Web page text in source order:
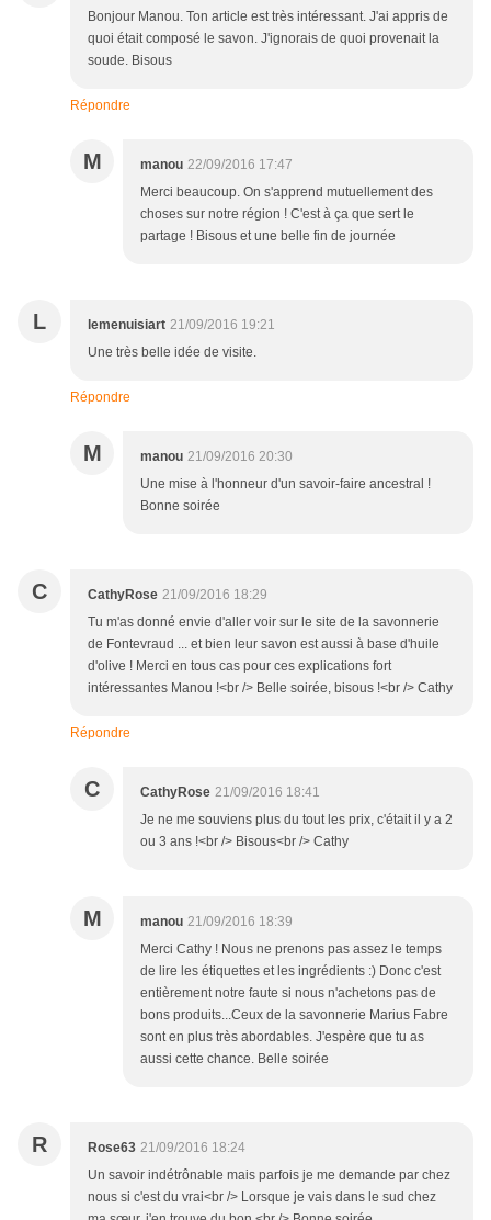
Bonjour Manou. Ton article est très intéressant. J'ai appris de
quoi était composé le savon. J'ignorais de quoi provenait la
soude. Bisous
Répondre
M manou 22/09/2016 17:47
Merci beaucoup. On s'apprend mutuellement des
choses sur notre région ! C'est à ça que sert le
partage ! Bisous et une belle fin de journée
L lemenuisiart 21/09/2016 19:21
Une très belle idée de visite.
Répondre
M manou 21/09/2016 20:30
Une mise à l'honneur d'un savoir-faire ancestral !
Bonne soirée
C CathyRose 21/09/2016 18:29
Tu m'as donné envie d'aller voir sur le site de la savonnerie
de Fontevraud ... et bien leur savon est aussi à base d'huile
d'olive ! Merci en tous cas pour ces explications fort
intéressantes Manou !<br /> Belle soirée, bisous !<br /> Cathy
Répondre
C CathyRose 21/09/2016 18:41
Je ne me souviens plus du tout les prix, c'était il y a 2
ou 3 ans !<br /> Bisous<br /> Cathy
M manou 21/09/2016 18:39
Merci Cathy ! Nous ne prenons pas assez le temps
de lire les étiquettes et les ingrédients :) Donc c'est
entièrement notre faute si nous n'achetons pas de
bons produits...Ceux de la savonnerie Marius Fabre
sont en plus très abordables. J'espère que tu as
aussi cette chance. Belle soirée
R Rose63 21/09/2016 18:24
Un savoir indétrônable mais parfois je me demande par chez
nous si c'est du vrai<br /> Lorsque je vais dans le sud chez